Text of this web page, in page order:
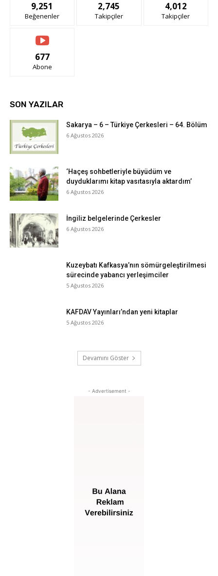
9,251
Beğenenler
2,745
Takipçiler
4,012
Takipçiler
677
Abone
SON YAZILAR
Sakarya – 6 – Türkiye Çerkesleri – 64. Bölüm
6 Ağustos 2026
‘Haçeş sohbetleriyle büyüdüm ve
duyduklarımı kitap vasıtasıyla aktardım’
6 Ağustos 2026
İngiliz belgelerinde Çerkesler
6 Ağustos 2026
Kuzeybatı Kafkasya’nın sömürgeleştirilmesi
sürecinde yabancı yerleşimciler
5 Ağustos 2026
KAFDAV Yayınları’ndan yeni kitaplar
5 Ağustos 2026
Devamını Göster
- Advertisement -